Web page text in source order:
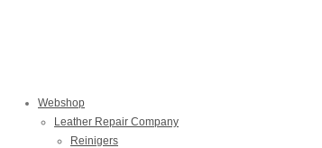
Webshop
Leather Repair Company
Reinigers